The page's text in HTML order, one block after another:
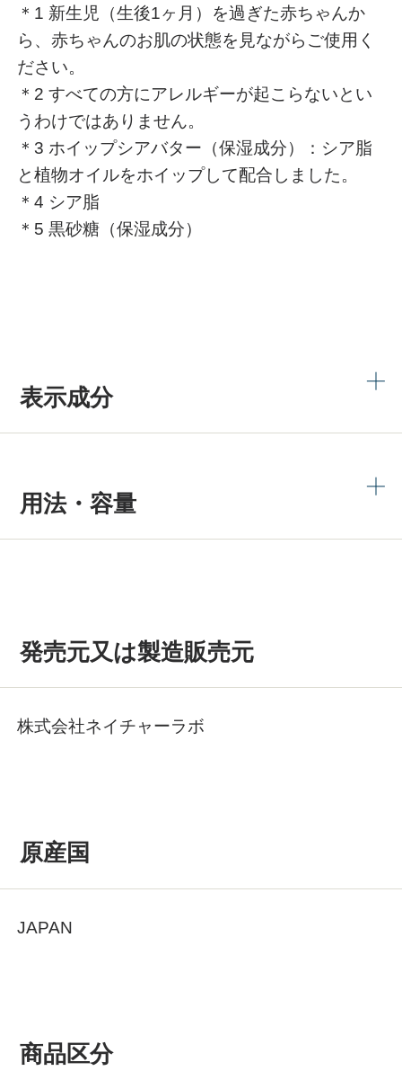
＊1 新生児（生後1ヶ月）を過ぎた赤ちゃんか
ら、赤ちゃんのお肌の状態を見ながらご使用く
ださい。
＊2 すべての方にアレルギーが起こらないとい
うわけではありません。
＊3 ホイップシアバター（保湿成分）：シア脂
と植物オイルをホイップして配合しました。
＊4 シア脂
＊5 黒砂糖（保湿成分）
表示成分
用法・容量
発売元又は製造販売元
株式会社ネイチャーラボ
原産国
JAPAN
商品区分